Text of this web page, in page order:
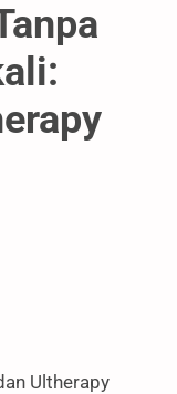
Ultherapy